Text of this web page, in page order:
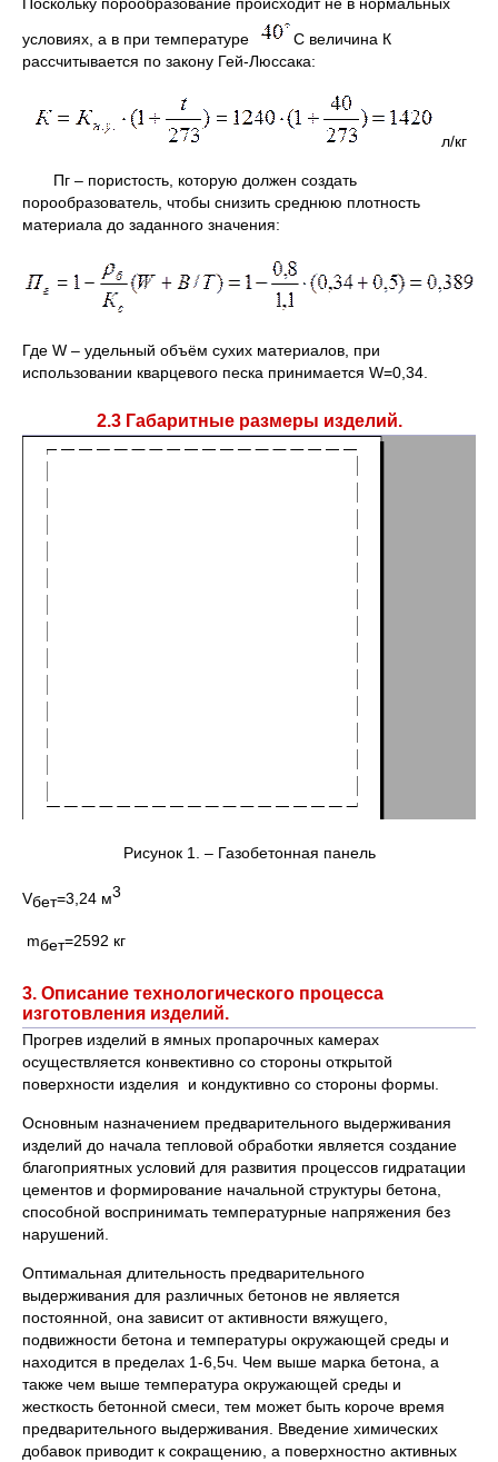
условиях, а в при температуре
С величина К
рассчитывается по закону Гей-Люссака:
л/кг
Пг – пористость, которую должен создать
порообразователь, чтобы снизить среднюю плотность
материала до заданного значения:
Где W – удельный объём сухих материалов, при
использовании кварцевого песка принимается W=0,34.
2.3 Габаритные размеры изделий.
Рисунок 1. – Газобетонная панель
Vбет=3,24 м3
mбет=2592 кг
3. Описание технологического процесса
изготовления изделий.
Прогрев изделий в ямных пропарочных камерах
осуществляется конвективно со стороны открытой
поверхности изделия и кондуктивно со стороны формы.
Основным назначением предварительного выдерживания
изделий до начала тепловой обработки является создание
благоприятных условий для развития процессов гидратации
цементов и формирование начальной структуры бетона,
способной воспринимать температурные напряжения без
нарушений.
Оптимальная длительность предварительного
выдерживания для различных бетонов не является
постоянной, она зависит от активности вяжущего,
подвижности бетона и температуры окружающей среды и
находится в пределах 1-6,5ч. Чем выше марка бетона, а
также чем выше температура окружающей среды и
жесткость бетонной смеси, тем может быть короче время
предварительного выдерживания. Введение химических
добавок приводит к сокращению, а поверхностно активных